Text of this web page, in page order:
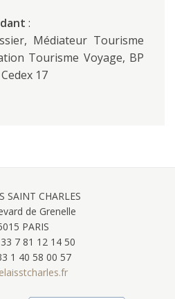
:
Médiateur Tourisme
Tourisme Voyage, BP
17
SAINT CHARLES
de Grenelle
PARIS
7 81 12 14 50
1 40 58 00 57